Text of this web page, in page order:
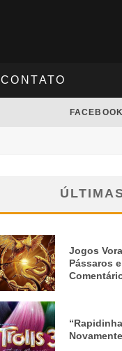
CONTATO
FACEBOOK
Jogos
Pássaros